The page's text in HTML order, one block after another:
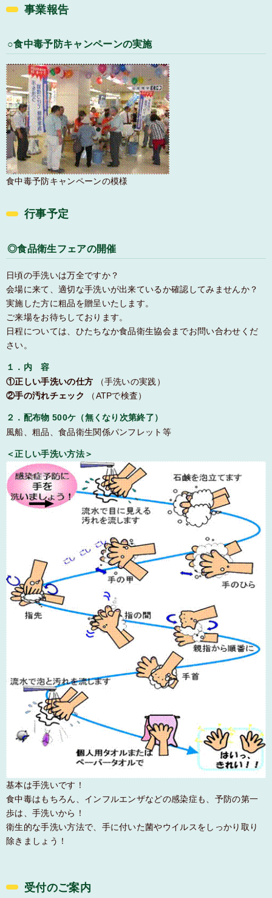
事業報告
○食中毒予防キャンペーンの実施
食中毒予防キャンペーンの模様
行事予定
◎食品衛生フェアの開催
日頃の手洗いは万全ですか？
会場に来て、適切な手洗いが出来ているか確認してみませんか？
実施した方に粗品を贈呈いたします。
ご来場をお待ちしております。
日程については、ひたちなか食品衛生協会までお問い合わせくだ
さい。
１．内 容
①正しい手洗いの仕方
（手洗いの実践）
②手の汚れチェック
（ATPで検査）
２．配布物 500ケ（無くなり次第終了）
風船、粗品、食品衛生関係パンフレット等
＜正しい手洗い方法＞
基本は手洗いです！
食中毒はもちろん、インフルエンザなどの感染症も、予防の第一
歩は、手洗いから！
衛生的な手洗い方法で、手に付いた菌やウイルスをしっかり取り
除きましょう！
受付のご案内